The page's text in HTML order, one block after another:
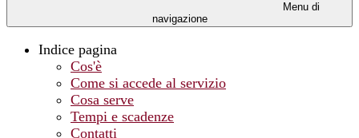
Menu di
navigazione
Indice pagina
Cos'è
Come si accede al servizio
Cosa serve
Tempi e scadenze
Contatti